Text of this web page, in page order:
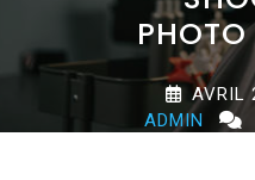
AVRIL
ADMIN